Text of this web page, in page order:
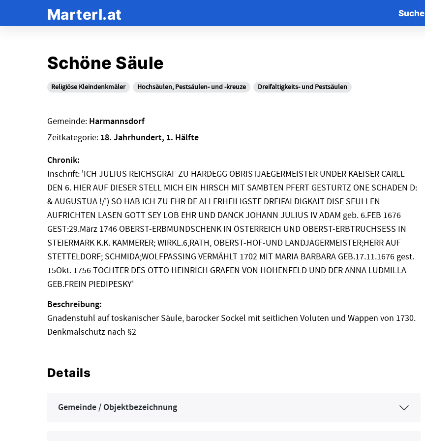
Marterl.at Suche
Schöne Säule
Religiöse Kleindenkmäler Hochsäulen, Pestsäulen- und -kreuze Dreifaltigkeits- und Pestsäulen
Gemeinde: Harmannsdorf
Zeitkategorie: 18. Jahrhundert, 1. Hälfte
Chronik:
Inschrift: 'ICH JULIUS REICHSGRAF ZU HARDEGG OBRISTJAEGERMEISTER UNDER KAEISER CARLL
DEN 6. HIER AUF DIESER STELL MICH EIN HIRSCH MIT SAMBTEN PFERT GESTURTZ ONE SCHADEN D:
& AUGUSTUA !/') SO HAB ICH ZU EHR DE ALLERHEILIGSTE DREIFALDIGKAIT DISE SEULLEN
AUFRICHTEN LASEN GOTT SEY LOB EHR UND DANCK JOHANN JULIUS IV ADAM geb. 6.FEB 1676
GEST:29.März 1746 OBERST-ERBMUNDSCHENK IN ÖSTERREICH UND OBERST-ERBTRUCHSESS IN
STEIERMARK K.K. KÄMMERER; WIRKL.6,RATH, OBERST-HOF-UND LANDJÄGERMEISTER;HERR AUF
STETTELDORF; SCHMIDA;WOLFPASSING VERMÄHLT 1702 MIT MARIA BARBARA GEB.17.11.1676 gest.
15Okt. 1756 TOCHTER DES OTTO HEINRICH GRAFEN VON HOHENFELD UND DER ANNA LUDMILLA
GEB.FREIN PIEDIPESKY'
Beschreibung:
Gnadenstuhl auf toskanischer Säule, barocker Sockel mit seitlichen Voluten und Wappen von 1730.
Denkmalschutz nach §2
Details
Gemeinde / Objektbezeichnung